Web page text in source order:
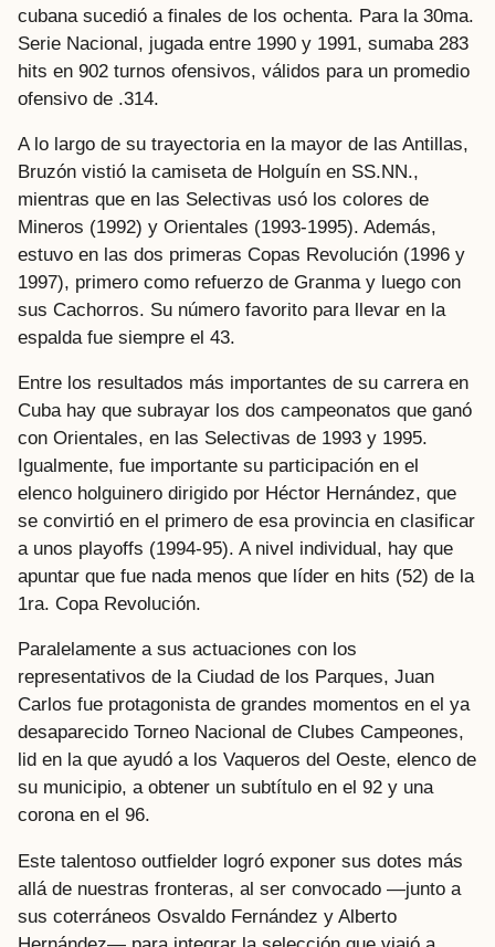
cubana sucedió a finales de los ochenta. Para la 30ma.
Serie Nacional, jugada entre 1990 y 1991, sumaba 283
hits en 902 turnos ofensivos, válidos para un promedio
ofensivo de .314.
A lo largo de su trayectoria en la mayor de las Antillas,
Bruzón vistió la camiseta de Holguín en SS.NN.,
mientras que en las Selectivas usó los colores de
Mineros (1992) y Orientales (1993-1995). Además,
estuvo en las dos primeras Copas Revolución (1996 y
1997), primero como refuerzo de Granma y luego con
sus Cachorros. Su número favorito para llevar en la
espalda fue siempre el 43.
Entre los resultados más importantes de su carrera en
Cuba hay que subrayar los dos campeonatos que ganó
con Orientales, en las Selectivas de 1993 y 1995.
Igualmente, fue importante su participación en el
elenco holguinero dirigido por Héctor Hernández, que
se convirtió en el primero de esa provincia en clasificar
a unos playoffs (1994-95). A nivel individual, hay que
apuntar que fue nada menos que líder en hits (52) de la
1ra. Copa Revolución.
Paralelamente a sus actuaciones con los
representativos de la Ciudad de los Parques, Juan
Carlos fue protagonista de grandes momentos en el ya
desaparecido Torneo Nacional de Clubes Campeones,
lid en la que ayudó a los Vaqueros del Oeste, elenco de
su municipio, a obtener un subtítulo en el 92 y una
corona en el 96.
Este talentoso outfielder logró exponer sus dotes más
allá de nuestras fronteras, al ser convocado —junto a
sus coterráneos Osvaldo Fernández y Alberto